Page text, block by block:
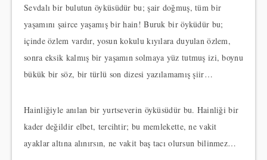
Sevdalı bir bulutun öyküsüdür bu; şair doğmuş, tüm bir
yaşamını şairce yaşamış bir hain! Buruk bir öyküdür bu;
içinde özlem vardır, yosun kokulu kıyılara duyulan özlem,
sonra eksik kalmış bir yaşamın solmaya yüz tutmuş izi, boynu
bükük bir söz, bir türlü son dizesi yazılamamış şiir…
Hainliğiyle anılan bir yurtseverin öyküsüdür bu. Hainliği bir
kader değildir elbet, tercihtir; bu memlekette, ne vakit
ayaklar altına alınırsın, ne vakit baş tacı olursun bilinmez…